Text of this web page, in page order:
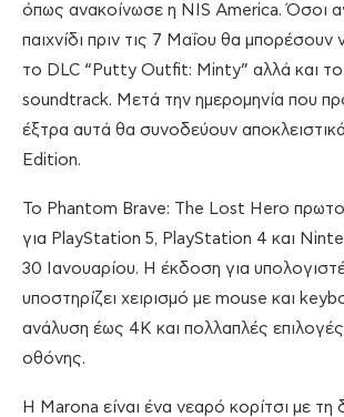
όπως ανακοίνωσε η NIS America. Όσοι
παιχνίδι πριν τις 7 Μαΐου θα
το DLC “Putty Outfit: Minty” αλλά και το
soundtrack. Μετά την ημερομηνία που
έξτρα αυτά θα συνοδεύουν
Edition.
Το Phantom Brave: The Lost Hero
για PlayStation 5, PlayStation 4 και
30 Ιανουαρίου. Η έκδοση για
υποστηρίζει χειρισμό με mouse και
ανάλυση έως 4K και πολλαπλές
οθόνης.
Η Marona είναι ένα νεαρό κορίτσι με τη